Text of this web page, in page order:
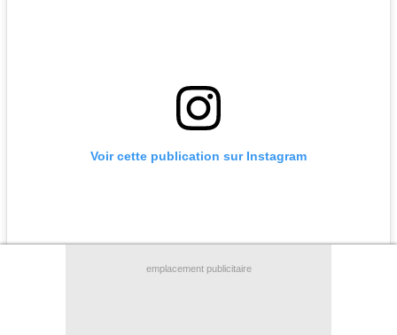
Voir cette publication sur Instagram
emplacement publicitaire